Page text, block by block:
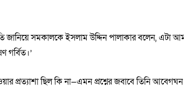
সমকালকে ইসলাম উদ্দিন পালাকার বলেন, এটা
গর্বিত।’
প্রত্যাশা ছিল কি না—এমন প্রশ্নের জবাবে তিনি